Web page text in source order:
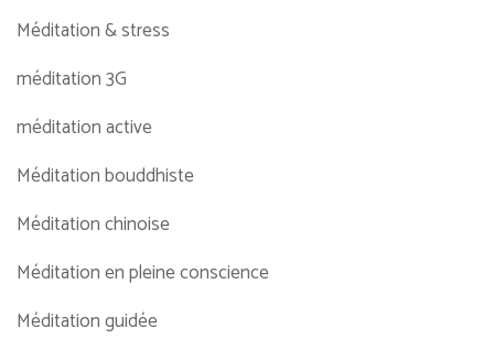
Méditation & stress
méditation 3G
méditation active
Méditation bouddhiste
Méditation chinoise
Méditation en pleine conscience
Méditation guidée